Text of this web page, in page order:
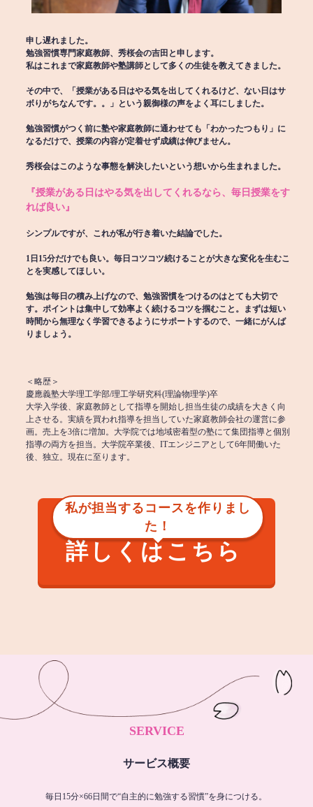
申し遅れました。
勉強習慣専門家庭教師、秀桜会の吉田と申します。
私はこれまで家庭教師や塾講師として多くの生徒を教えてきました。
その中で、「授業がある日はやる気を出してくれるけど、ない日はサ
ボりがちなんです。。」という親御様の声をよく耳にしました。
勉強習慣がつく前に塾や家庭教師に通わせても「わかったつもり」に
なるだけで、授業の内容が定着せず成績は伸びません。
秀桜会はこのような事態を解決したいという想いから生まれました。
『授業がある日はやる気を出してくれるなら、毎日授業をす
れば良い』
シンプルですが、これが私が行き着いた結論でした。
1日15分だけでも良い。毎日コツコツ続けることが大きな変化を生むこ
とを実感してほしい。
勉強は毎日の積み上げなので、勉強習慣をつけるのはとても大切で
す。ポイントは集中して効率よく続けるコツを掴むこと。まずは短い
時間から無理なく学習できるようにサポートするので、一緒にがんば
りましょう。
＜略歴＞
慶應義塾大学理工学部/理工学研究科(理論物理学)卒
大学入学後、家庭教師として指導を開始し担当生徒の成績を大きく向
上させる。実績を買われ指導を担当していた家庭教師会社の運営に参
画。売上を3倍に増加。大学院では地域密着型の塾にて集団指導と個別
指導の両方を担当。大学院卒業後、ITエンジニアとして6年間働いた
後、独立。現在に至ります。
私が担当するコースを作りまし
た！
詳しくはこちら
SERVICE
サービス概要
毎日15分×66日間で“自主的に勉強する習慣”を身につける。